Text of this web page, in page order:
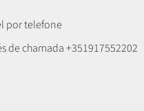
por telefone
de chamada+351917552202
item 1
item 2
item 3